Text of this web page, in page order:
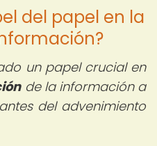
del papel en la
un papel crucial en
de la información a
del advenimiento